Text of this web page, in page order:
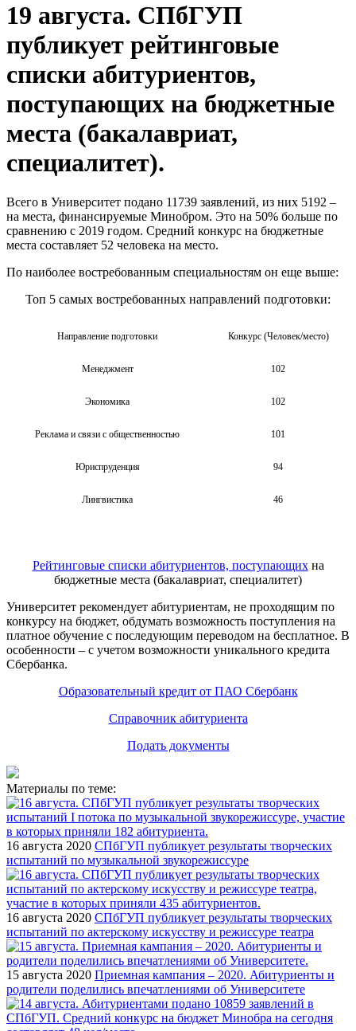
19 августа. СПбГУП
публикует рейтинговые
списки абитуриентов,
поступающих на бюджетные
места (бакалавриат,
специалитет).
Всего в Университет подано 11739 заявлений, из них 5192 –
на места, финансируемые Минобром. Это на 50% больше по
сравнению с 2019 годом. Средний конкурс на бюджетные
места составляет 52 человека на место.
По наиболее востребованным специальностям он еще выше:
Топ 5 самых востребованных направлений подготовки:
Направление подготовки Конкурс (Человек/место)
Менеджмент 102
Экономика 102
Реклама и связи с общественностью 101
Юриспруденция 94
Лингвистика 46
Рейтинговые списки абитуриентов, поступающихна
бюджетные места (бакалавриат, специалитет)
Университет рекомендует абитуриентам, не проходящим по
конкурсу на бюджет, обдумать возможность поступления на
платное обучение с последующим переводом на бесплатное. В
особенности – с учетом возможности уникального кредита
Сбербанка.
Образовательный кредит от ПАО Сбербанк
Справочник абитуриента
Подать документы
Материалы по теме:
16 августа 2020 СПбГУП публикует результаты творческих
испытаний по музыкальной звукорежиссуре
16 августа 2020 СПбГУП публикует результаты творческих
испытаний по актерскому искусству и режиссуре театра
15 августа 2020 Приемная кампания – 2020. Абитуриенты и
родители поделились впечатлениями об Университете